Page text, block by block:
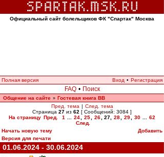
Официальный сайт болельщиков ФК "Спартак" Москва
Полная версия Вход • Регистрация
FAQ • Поиск
Общение на сайте » Гостевая книга ВВ
Пред. тема | След. тема
Страница 27 из 62 [ Сообщений: 3084 ]
На страницу Пред. 1 24 25 26 27 28 29 30
62
След.
Начать новую тему
Добавить
Версия для печати
01.06.2024 - 30.06.2024